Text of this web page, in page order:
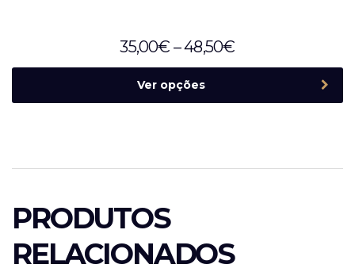
35,00€ –48,50€
Ver opções
PRODUTOS
RELACIONADOS